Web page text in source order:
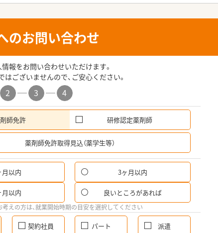
のお問い合わせ
報をお問い合わせいただけます。
はございませんので、ご安心ください。
2 3 4
師免許 研修認定薬剤師
薬剤師免許取得見込（薬学生等）
月以内 3ヶ月以内
月以内 良いところがあれば
えの方は、就業開始時期の目安を選択してください
契約社員 パート 派遣